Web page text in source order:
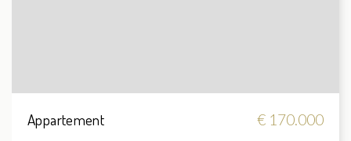
Appartement € 170.000